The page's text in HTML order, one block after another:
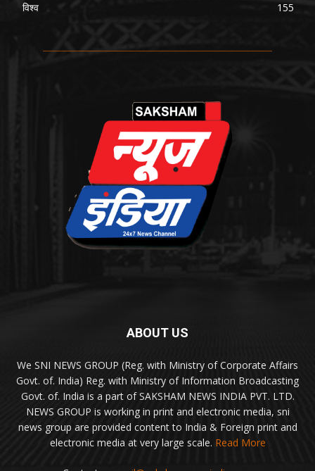
विश्व
155
ABOUT US
We SNI NEWS GROUP (Reg. with Ministry of Corporate Affairs
Govt. of. India) Reg. with Ministry of Information Broadcasting
Govt. of. India is a part of SAKSHAM NEWS INDIA PVT. LTD.
NEWS GROUP is working in print and electronic media, sni
news group are provided content to India & Foreign print and
electronic media at very large scale. Read More